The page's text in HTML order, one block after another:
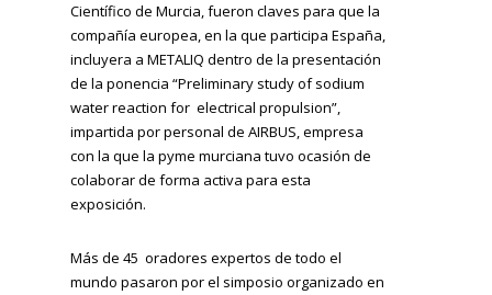
Científico de Murcia, fueron claves para que la
compañía europea, en la que participa España,
incluyera a METALIQ dentro de la presentación
de la ponencia “Preliminary study of sodium
water reaction for electrical propulsion”,
impartida por personal de AIRBUS, empresa
con la que la pyme murciana tuvo ocasión de
colaborar de forma activa para esta
exposición.
Más de 45 oradores expertos de todo el
mundo pasaron por el simposio organizado en